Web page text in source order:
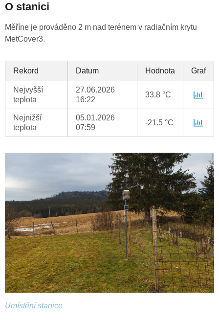
O stanici
Měříne je prováděno 2 m nad terénem v radiačním krytu
MetCover3.
Rekord Datum Hodnota Graf
Nejvyšší
teplota
27.06.2026
16:22
33.8 °C
Nejnižší
teplota
05.01.2026
07:59
-21.5 °C
Umístění stanice